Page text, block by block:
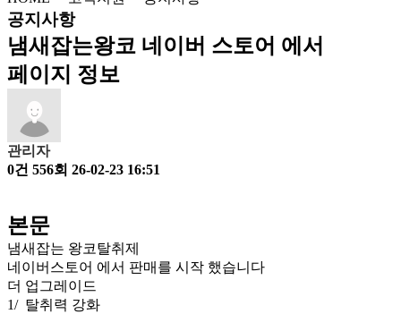
공지사항
냄새잡는왕코 네이버 스토어 에서
페이지 정보
관리자
0건 556회 26-02-23 16:51
본문
냄새잡는 왕코탈취제
네이버스토어 에서 판매를 시작 했습니다
더 업그레이드
1/ 탈취력 강화